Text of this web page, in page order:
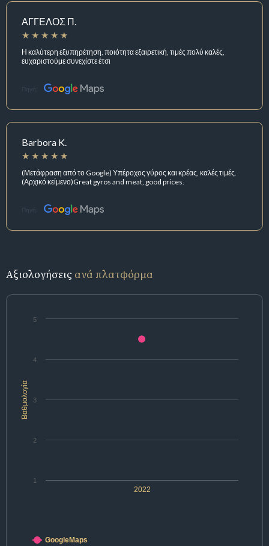
ΑΓΓΕΛΟΣ Π.
Η καλύτερη εξυπηρέτηση, ποιότητα εξαιρετική, τιμές πολύ καλές,
ευχαριστούμε συνεχίστε έτσι
Πηγή:
Barbora K.
(Μετάφραση από το Google) Υπέροχος γύρος και κρέας, καλές τιμές.
(Αρχικό κείμενο)Great gyros and meat, good prices.
Πηγή:
Αξιολογήσεις ανά πλατφόρμα
Βαθμολογία
2022
1
2
3
4
5
GoogleMaps